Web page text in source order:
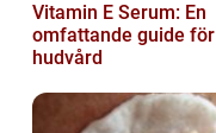
Vitamin E Serum: En
omfattande guide för
hudvård